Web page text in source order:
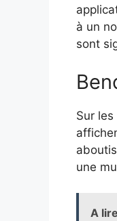
à un
sont
Sur
une
A